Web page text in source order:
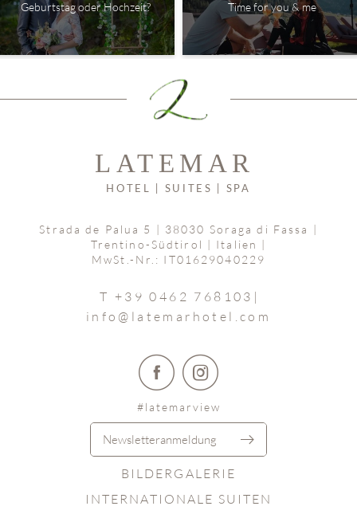
Geburtstag oder Hochzeit? Time for you & me
Strada de Palua 5 | 38030 Soraga di Fassa
|
Trentino-Südtirol | Italien |
MwSt.-Nr.: IT01629040229
T +39 0462 768103 |
info@ latemarhotel. com
#latemarview
Newsletteranmeldung
BILDERGALERIE
INTERNATIONALE SUITEN